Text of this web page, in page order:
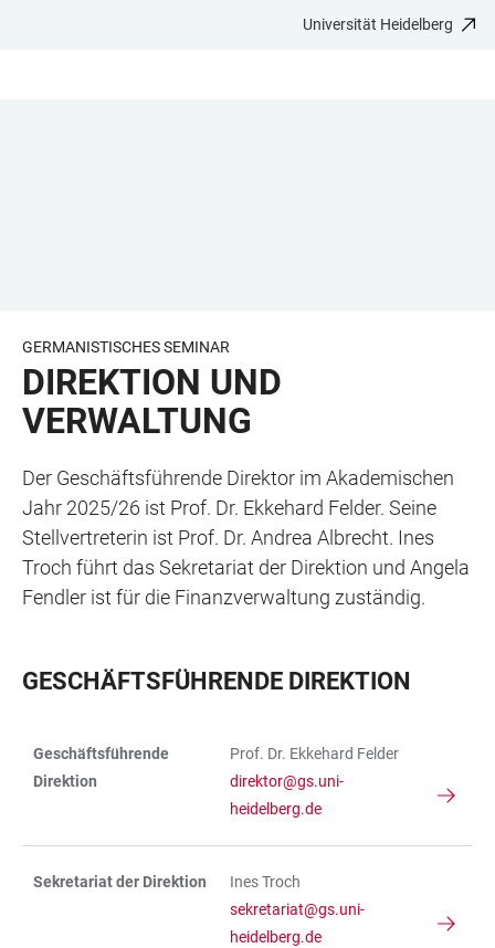
Universität Heidelberg
GERMANISTISCHES SEMINAR
DIREKTION UND
VERWALTUNG
Der Geschäftsführende Direktor im Akademischen
Jahr 2025/26 ist Prof. Dr. Ekkehard Felder. Seine
Stellvertreterin ist Prof. Dr. Andrea Albrecht. Ines
Troch führt das Sekretariat der Direktion und Angela
Fendler ist für die Finanzverwaltung zuständig.
GESCHÄFTSFÜHRENDE DIREKTION
TABELLE
Geschäftsführende
Direktion
Prof. Dr. Ekkehard Felder
direktor@gs.uni-
heidelberg.de
Sekretariat der Direktion
Ines Troch
sekretariat@gs.uni-
heidelberg.de